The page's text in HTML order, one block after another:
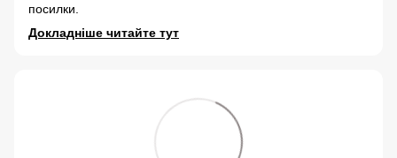
посилки.
Докладніше читайте тут